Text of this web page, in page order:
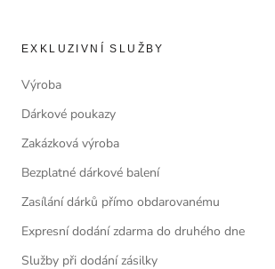
EXKLUZIVNÍ SLUŽBY
Výroba
Dárkové poukazy
Zakázková výroba
Bezplatné dárkové balení
Zasílání dárků přímo obdarovanému
Expresní dodání zdarma do druhého dne
Služby při dodání zásilky